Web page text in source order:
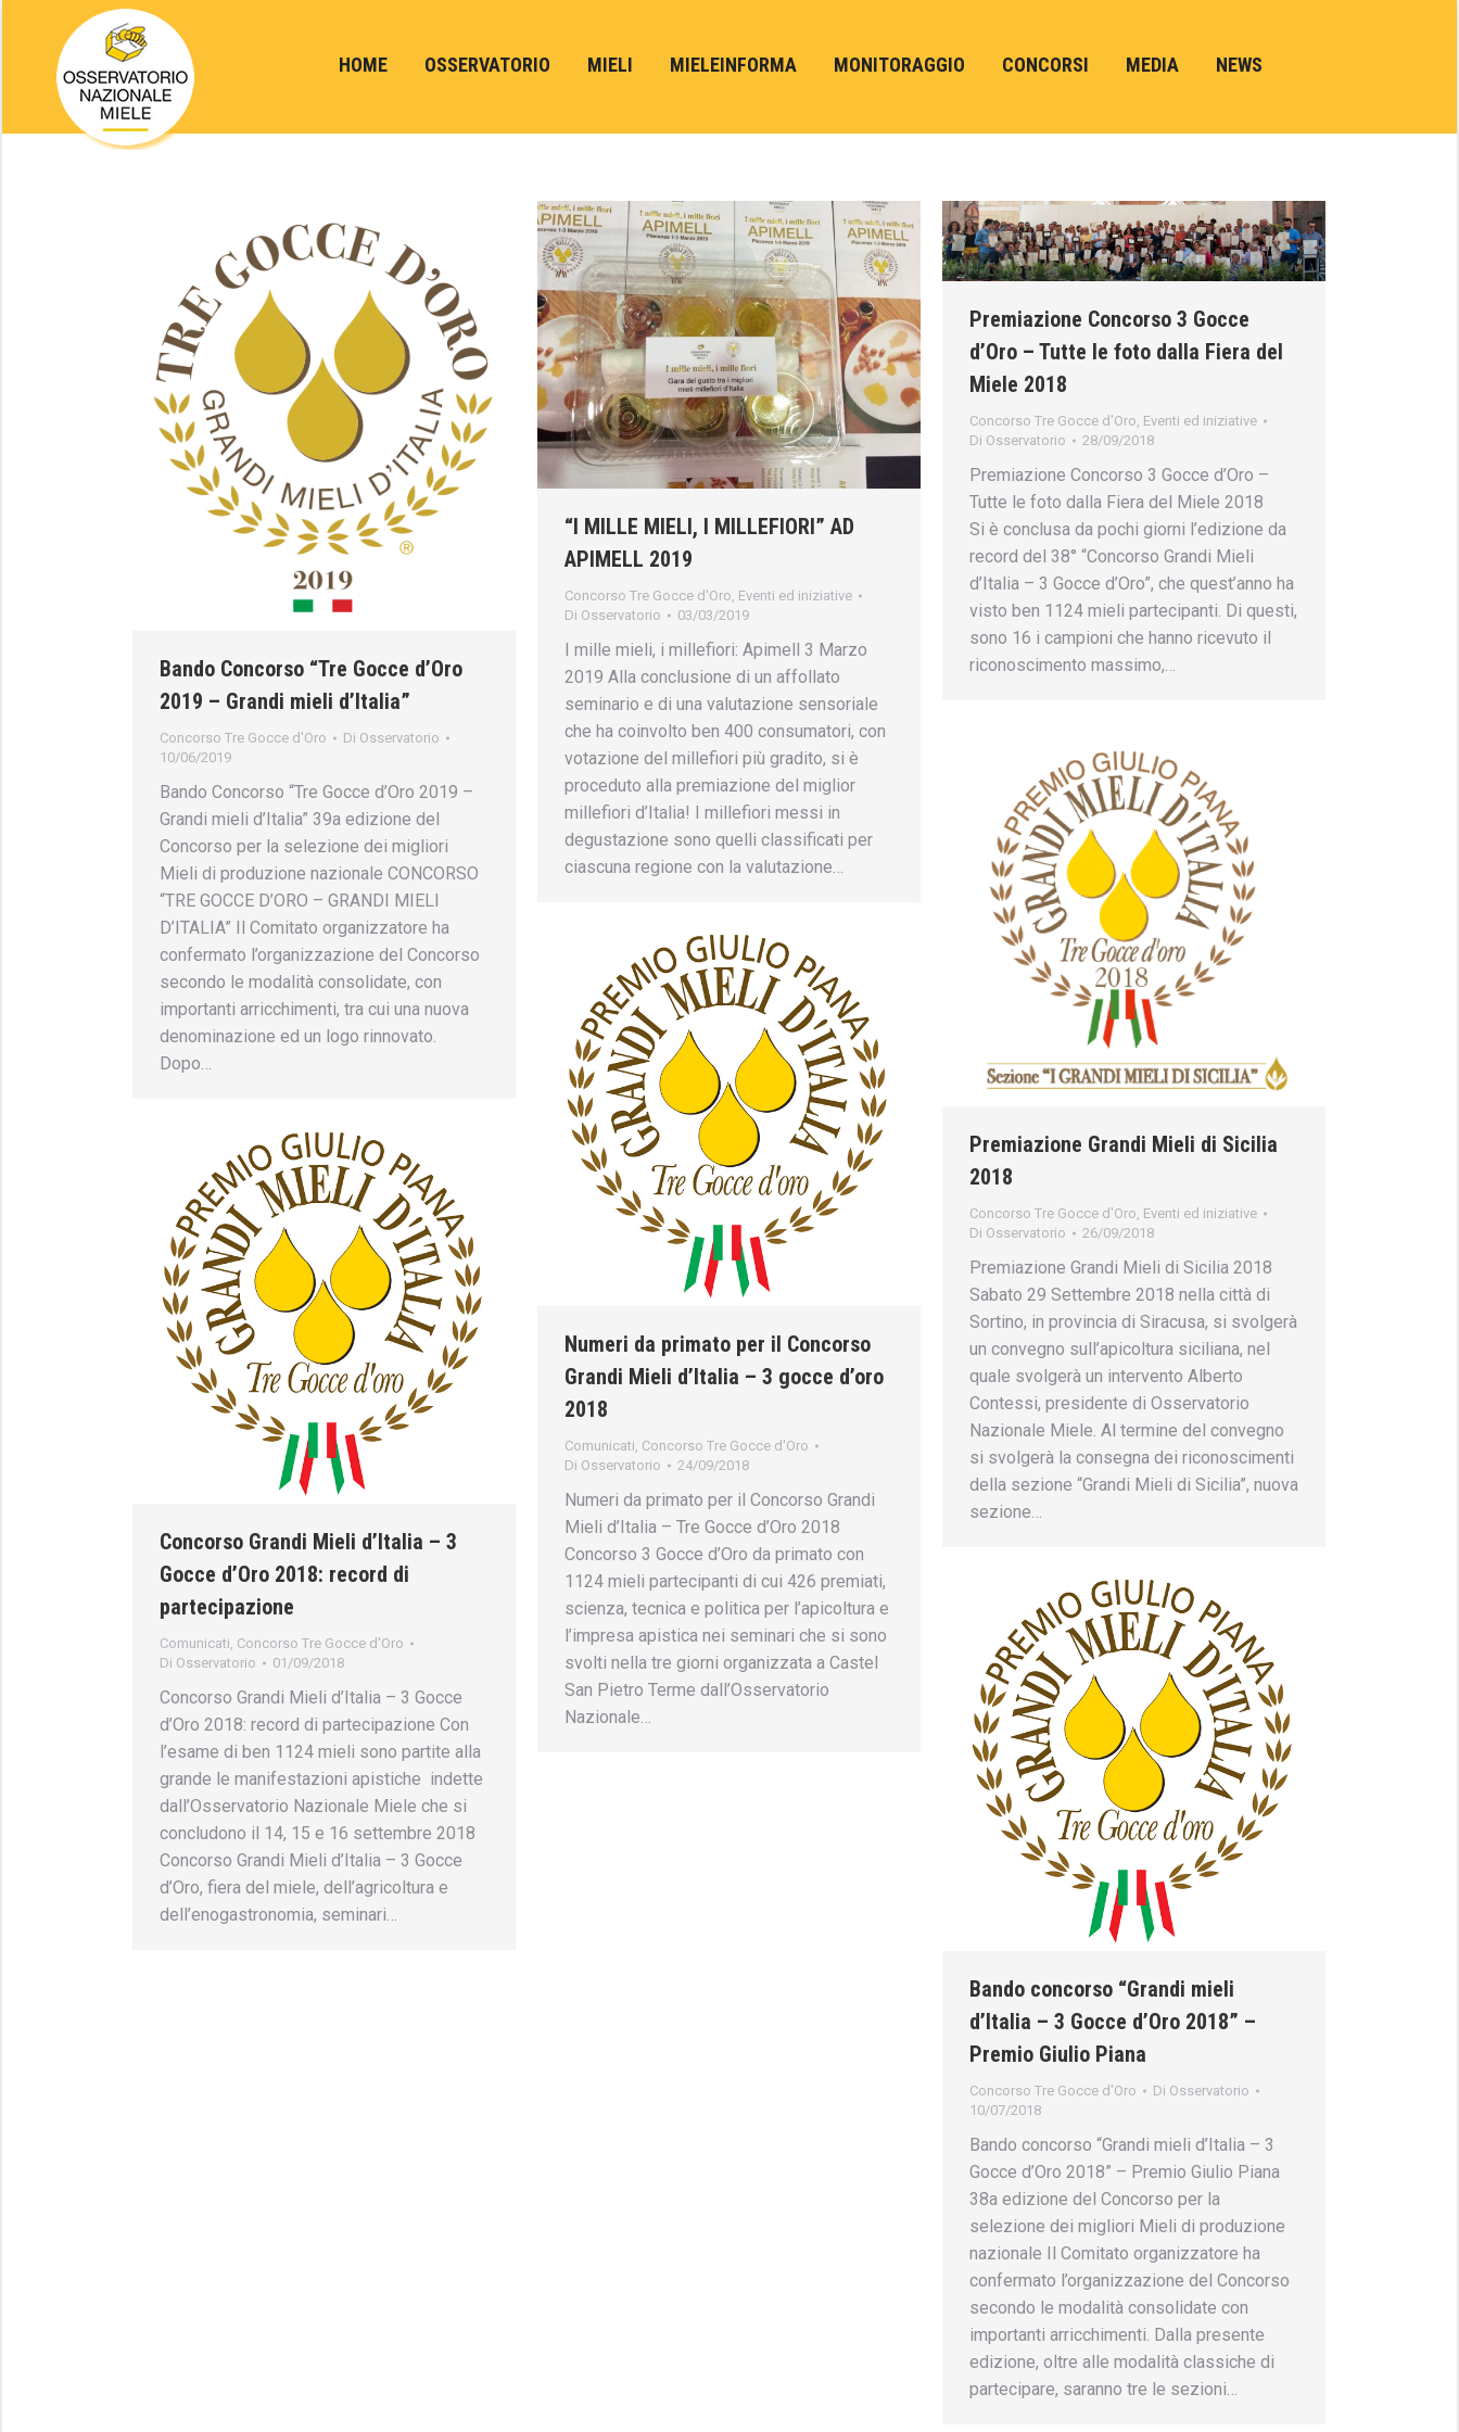
HOME OSSERVATORIO MIELI MIELEINFORMA MONITORAGGIO CONCORSI MEDIA NEWS
Bando Concorso “Tre Gocce d’Oro
2019 – Grandi mieli d’Italia”
Concorso Tre Gocce d'Oro Di Osservatorio
10/06/2019
Bando Concorso “Tre Gocce d’Oro 2019 –
Grandi mieli d’Italia” 39a edizione del
Concorso per la selezione dei migliori
Mieli di produzione nazionale CONCORSO
“TRE GOCCE D’ORO – GRANDI MIELI
D’ITALIA” Il Comitato organizzatore ha
confermato l’organizzazione del Concorso
secondo le modalità consolidate, con
importanti arricchimenti, tra cui una nuova
denominazione ed un logo rinnovato.
Dopo…
“I MILLE MIELI, I MILLEFIORI” AD
APIMELL 2019
Concorso Tre Gocce d'Oro Eventi ed iniziative
Di Osservatorio 03/03/2019
I mille mieli, i millefiori: Apimell 3 Marzo
2019 Alla conclusione di un affollato
seminario e di una valutazione sensoriale
che ha coinvolto ben 400 consumatori, con
votazione del millefiori più gradito, si è
proceduto alla premiazione del miglior
millefiori d’Italia! I millefiori messi in
degustazione sono quelli classificati per
ciascuna regione con la valutazione…
Premiazione Concorso 3 Gocce
d’Oro – Tutte le foto dalla Fiera del
Miele 2018
Concorso Tre Gocce d'Oro, Eventi ed iniziative
Di Osservatorio 28/09/2018
Premiazione Concorso 3 Gocce d’Oro –
Tutte le foto dalla Fiera del Miele 2018
Si è conclusa da pochi giorni l’edizione da
record del 38° “Concorso Grandi Mieli
d’Italia – 3 Gocce d’Oro”, che quest’anno ha
visto ben 1124 mieli partecipanti. Di questi,
sono 16 i campioni che hanno ricevuto il
riconoscimento massimo,…
Premiazione Grandi Mieli di Sicilia
2018
Concorso Tre Gocce d'Oro Eventi ed iniziative
Di Osservatorio 26/09/2018
Premiazione Grandi Mieli di Sicilia 2018
Sabato 29 Settembre 2018 nella città di
Sortino, in provincia di Siracusa, si svolgerà
un convegno sull’apicoltura siciliana, nel
quale svolgerà un intervento Alberto
Contessi, presidente di Osservatorio
Nazionale Miele. Al termine del convegno
si svolgerà la consegna dei riconoscimenti
della sezione “Grandi Mieli di Sicilia”, nuova
sezione…
Numeri da primato per il Concorso
Grandi Mieli d’Italia – 3 gocce d’oro
2018
Comunicati, Concorso Tre Gocce d'Oro
Di Osservatorio 24/09/2018
Numeri da primato per il Concorso Grandi
Mieli d’Italia – Tre Gocce d’Oro 2018
Concorso 3 Gocce d’Oro da primato con
1124 mieli partecipanti di cui 426 premiati,
scienza, tecnica e politica per l’apicoltura e
l’impresa apistica nei seminari che si sono
svolti nella tre giorni organizzata a Castel
San Pietro Terme dall’Osservatorio
Nazionale…
Concorso Grandi Mieli d’Italia – 3
Gocce d’Oro 2018: record di
partecipazione
Comunicati, Concorso Tre Gocce d'Oro
Di Osservatorio 01/09/2018
Concorso Grandi Mieli d’Italia – 3 Gocce
d’Oro 2018: record di partecipazione Con
l’esame di ben 1124 mieli sono partite alla
grande le manifestazioni apistiche indette
dall’Osservatorio Nazionale Miele che si
concludono il 14, 15 e 16 settembre 2018
Concorso Grandi Mieli d’Italia – 3 Gocce
d’Oro, fiera del miele, dell’agricoltura e
dell’enogastronomia, seminari…
Bando concorso “Grandi mieli
d’Italia – 3 Gocce d’Oro 2018” –
Premio Giulio Piana
Concorso Tre Gocce d'Oro Di Osservatorio
10/07/2018
Bando concorso “Grandi mieli d’Italia – 3
Gocce d’Oro 2018” – Premio Giulio Piana
38a edizione del Concorso per la
selezione dei migliori Mieli di produzione
nazionale Il Comitato organizzatore ha
confermato l’organizzazione del Concorso
secondo le modalità consolidate con
importanti arricchimenti. Dalla presente
edizione, oltre alle modalità classiche di
partecipare, saranno tre le sezioni…